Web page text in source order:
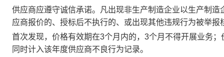
供应商应遵守诚信承诺。
凡出现非生产制造企业以生产制
应商报价的、授标后不执行的、或出现其他违规行为被举
首次发现，价格有效期在3个月内的，3个月不得开展业务
同时计入该年度供应商不良行为记录。